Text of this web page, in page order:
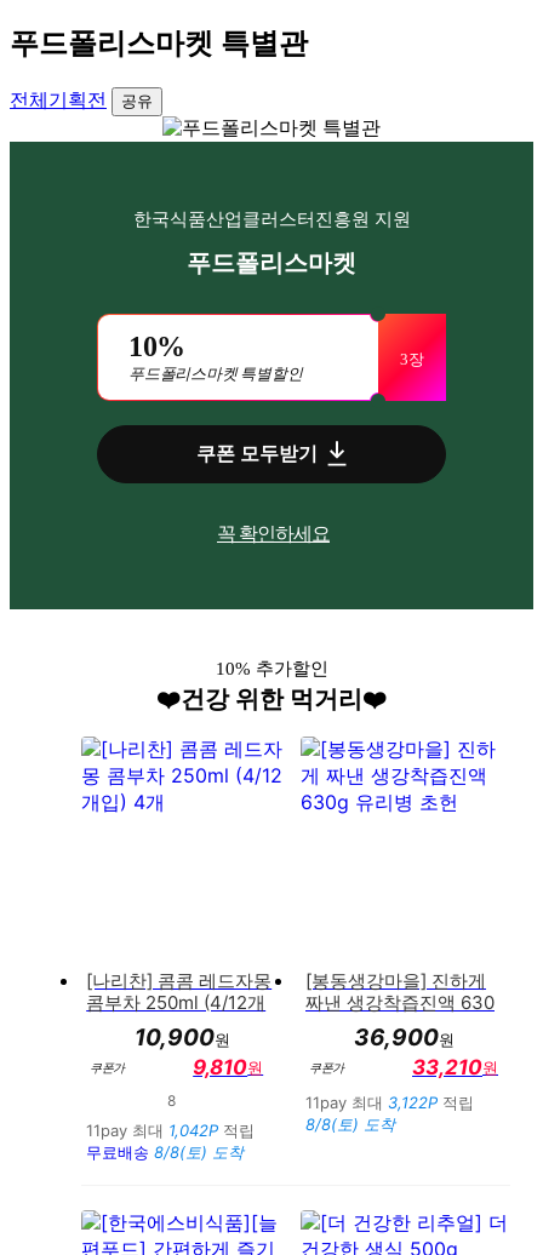
푸드폴리스마켓 특별관
전체기획전 공유
한국식품산업클러스터진흥원 지원
푸드폴리스마켓
10%
푸드폴리스마켓 특별할인
3장
쿠폰 모두받기
꼭 확인하세요
기
10% 추가할인
❤️건강 위한 먹거리❤️
[나리찬] 콤콤 레드자몽
콤부차 250ml (4/12개
입) 4개10,900원
쿠폰가 9,810원
8
11pay 최대 1,042P 적립
무료배송 8/8(토) 도착
[봉동생강마을] 진하게
짜낸 생강착즙진액 630
g 유리병 초헌
36,900원
쿠폰가 33,210원
11pay 최대 3,122P 적립
8/8(토) 도착